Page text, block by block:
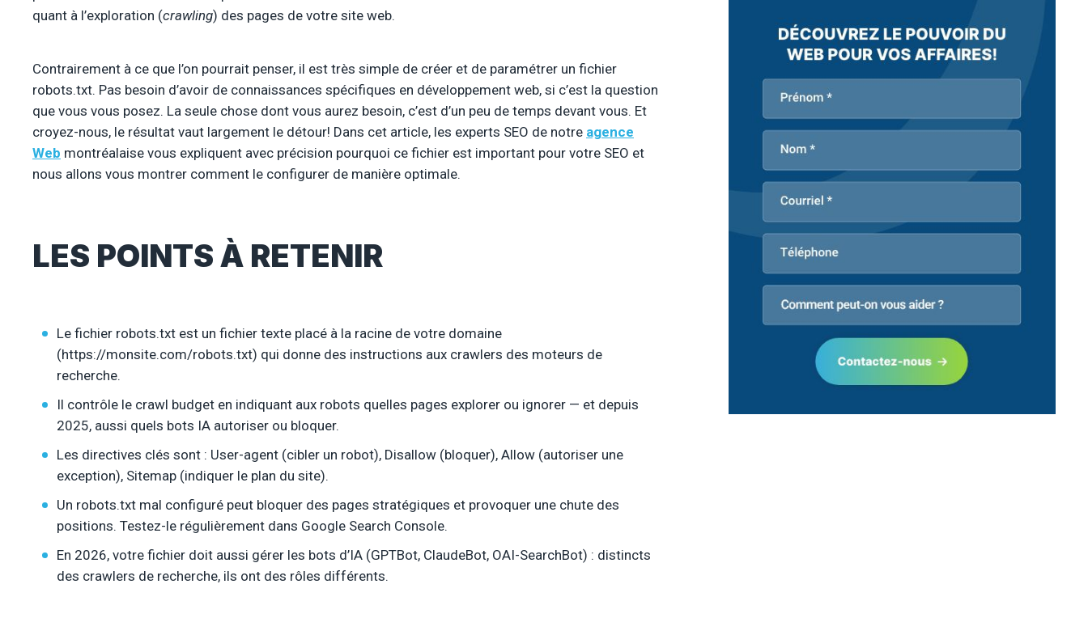
quant à l’exploration (crawling) des pages de votre site web.
Contrairement à ce que l’on pourrait penser, il est très simple de créer et de paramétrer un fichier
robots.txt. Pas besoin d’avoir de connaissances spécifiques en développement web, si c’est la question
que vous vous posez. La seule chose dont vous aurez besoin, c’est d’un peu de temps devant vous. Et
croyez-nous, le résultat vaut largement le détour! Dans cet article, les experts SEO de notre agence
Web montréalaise vous expliquent avec précision pourquoi ce fichier est important pour votre SEO et
nous allons vous montrer comment le configurer de manière optimale.
LES POINTS À RETENIR
Le fichier robots.txt est un fichier texte placé à la racine de votre domaine
(https://monsite.com/robots.txt) qui donne des instructions aux crawlers des moteurs de
recherche.
Il contrôle le crawl budget en indiquant aux robots quelles pages explorer ou ignorer — et depuis
2025, aussi quels bots IA autoriser ou bloquer.
Les directives clés sont : User-agent (cibler un robot), Disallow (bloquer), Allow (autoriser une
exception), Sitemap (indiquer le plan du site).
Un robots.txt mal configuré peut bloquer des pages stratégiques et provoquer une chute des
positions. Testez-le régulièrement dans Google Search Console.
En 2026, votre fichier doit aussi gérer les bots d’IA (GPTBot, ClaudeBot, OAI-SearchBot) : distincts
des crawlers de recherche, ils ont des rôles différents.